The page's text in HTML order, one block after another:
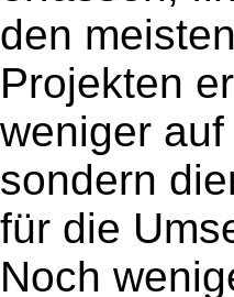
den
Projekten
weniger
sondern
für die
Noch